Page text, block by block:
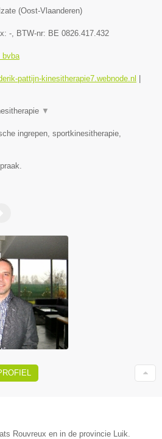
(Oost-Vlaanderen)
-, BTW-nr: BE 0826.417.432
bvba
pattijn-kinesitherapie7.webnode.nl
▼
ingrepen, sportkinesitherapie,
Rouvreux en in de provincie Luik.